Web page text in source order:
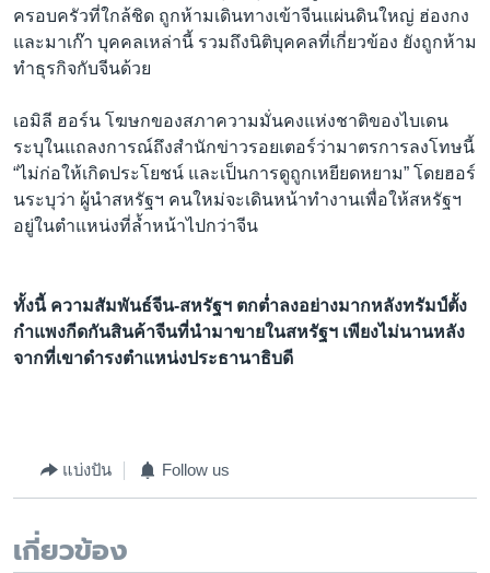
ครอบครัวที่ใกล้ชิด ถูกห้ามเดินทางเข้าจีนแผ่นดินใหญ่ ฮ่องกง
และมาเก๊า บุคคลเหล่านี้ รวมถึงนิติบุคคลที่เกี่ยวข้อง ยังถูกห้าม
ทำธุรกิจกับจีนด้วย
เอมิลี ฮอร์น โฆษกของสภาความมั่นคงแห่งชาติของไบเดน
ระบุในแถลงการณ์ถึงสำนักข่าวรอยเตอร์ว่ามาตรการลงโทษนี้
“ไม่ก่อให้เกิดประโยชน์ และเป็นการดูถูกเหยียดหยาม” โดยฮอร์
นระบุว่า ผู้นำสหรัฐฯ คนใหม่จะเดินหน้าทำงานเพื่อให้สหรัฐฯ
อยู่ในตำแหน่งที่ล้ำหน้าไปกว่าจีน
ทั้งนี้ ความสัมพันธ์จีน-สหรัฐฯ ตกต่ำลงอย่างมากหลังทรัมป์ตั้ง
กำแพงกีดกันสินค้าจีนที่นำมาขายในสหรัฐฯ เพียงไม่นานหลัง
จากที่เขาดำรงตำแหน่งประธานาธิบดี
แบ่งปัน Follow us
เกี่ยวข้อง